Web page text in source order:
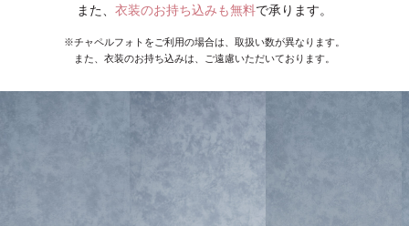
また、 衣装のお持ち込みも無料で承ります。
※チャペルフォトをご利用の場合は、取扱い数が異なります。
また、衣装のお持ち込みは、ご遠慮いただいております。